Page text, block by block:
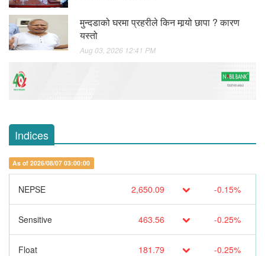
मुन्दडाको घरमा प्रहरीले किन मार्‍यो छापा ? कारण
यस्तो
Aug 03, 2026 12:41 PM
Indices
As of 2026/08/07 03:00:00
NEPSE 2,650.09 -0.15%
Sensitive 463.56 -0.25%
Float 181.79 -0.25%